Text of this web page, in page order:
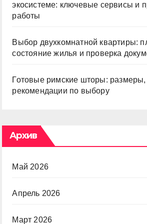
экосистеме: ключевые сервисы и
работы
Выбор двухкомнатной квартиры:
состояние жилья и проверка
Готовые римские шторы: размеры,
рекомендации по выбору
Архив
Май 2026
Апрель 2026
Март 2026